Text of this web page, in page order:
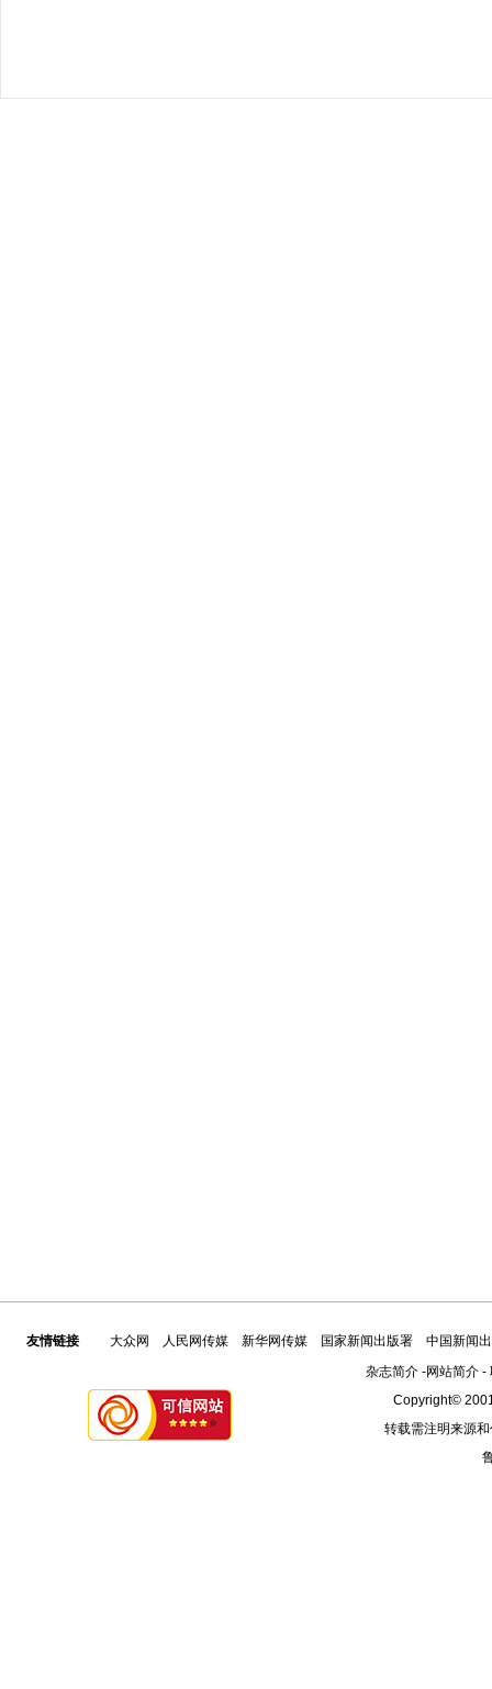
友情链接 大众网 人民网传媒 新华网传媒 国家新闻出版署
中国新闻
杂志简介-网站简介-
Copyright©
转载需注明来源